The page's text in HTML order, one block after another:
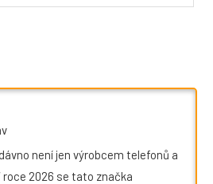
není jen výrobcem telefonů a
roce 2026 se tato značka